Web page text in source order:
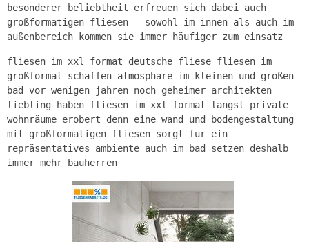
besonderer beliebtheit erfreuen sich dabei auch
großformatigen fliesen – sowohl im innen als auch im
außenbereich kommen sie immer häufiger zum einsatz
fliesen im xxl format deutsche fliese fliesen im
großformat schaffen atmosphäre im kleinen und großen
bad vor wenigen jahren noch geheimer architekten
liebling haben fliesen im xxl format längst private
wohnräume erobert denn eine wand und bodengestaltung
mit großformatigen fliesen sorgt für ein
repräsentatives ambiente auch im bad setzen deshalb
immer mehr bauherren